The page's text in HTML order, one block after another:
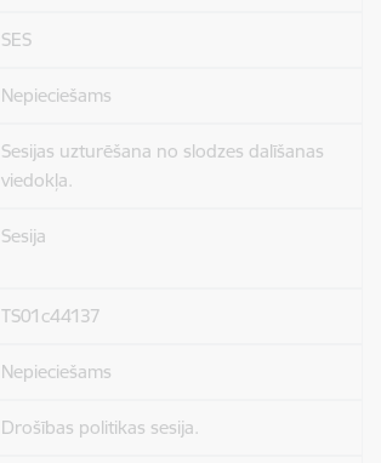
SES
Nepieciešams
Sesijas uzturēšana no slodzes dalīšanas
viedokļa.
Sesija
TS01c44137
Nepieciešams
Drošības politikas sesija.